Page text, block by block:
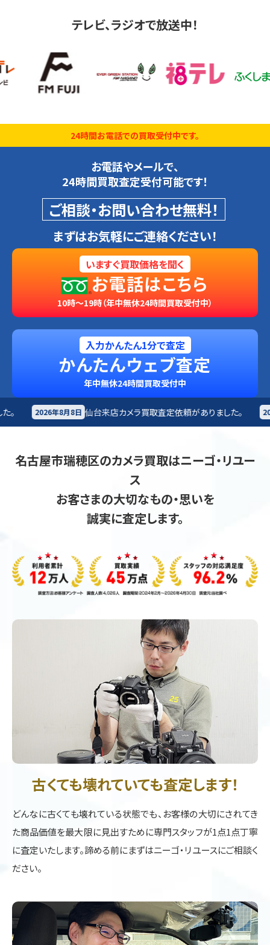
テレビ、ラジオで放送中！
24時間お電話での買取受付中です。
お電話やメールで、
24時間買取査定受付可能です！
ご相談・お問い合わせ無料！
まずはお気軽にご連絡ください！
いますぐ買取価格を聞く
お電話はこちら
10時～19時（年中無休24時間買取受付中）
入力かんたん1分で査定
かんたんウェブ査定
年中無休24時間買取受付中
台来店 カメラ買取査定依頼がありました。 2026年8月8日 札幌市 カ
名古屋市瑞穂区のカメラ買取はニーゴ・リユー
ス
お客さまの大切なもの・思いを
誠実に査定します。
古くても壊れていても査定します！
どんなに古くても壊れている状態でも、お客様の大切にされてき
た商品価値を最大限に見出すために専門スタッフが1点1点丁寧
に査定いたします。諦める前にまずはニーゴ・リユースにご相談く
ださい。